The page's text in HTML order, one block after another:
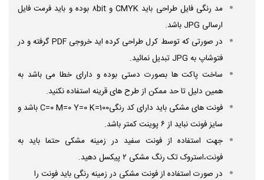
مد رنگی فایل طراحی باید CMYK و ۸bit بوده و باید
فرمت فایل
ارسالی JPG باشد.
در صورتی که توسط کرل طراحی کرده اید خروجی PDF گرفته و در
فتوشاپ به JPG تبدیل نمائید.
ساخت پاکت ها بصورت دستی بوده و دارای خطا می باشد به
همین دلیل تا حد ممکن از طرح های قرینه استفاده نکنید.
فونت های مشکی باید دارای کد رنگیC=0 M=0 Y=0 K=100 باشد و
سایز فونت نباید از ۶ پوینت کمتر باشد.
جهت استفاده از فونت سفید در زمینه مشکی حتما باید به
فونت،استروک تک رنگ مشکی ۲ پیکسل دهید.
در صورت استفاده از فونت مشکی در زمینه رنگی باید فونت را